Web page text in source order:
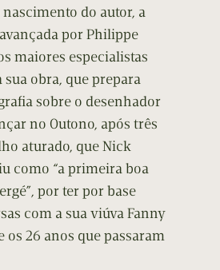
do autor, a
por Philippe
maiores especialistas
sua obra, que prepara
sobre o desenhador
no Outono, após três
aturado, que Nick
como “a primeira boa
por ter por base
com a sua viúva Fanny
os 26 anos que passaram